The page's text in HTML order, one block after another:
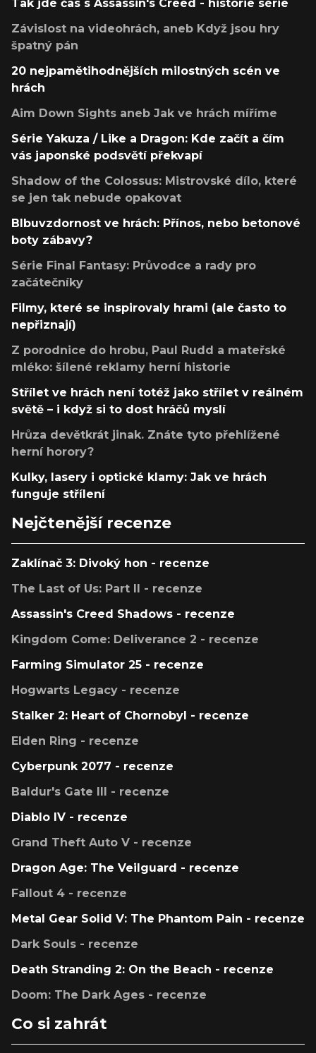
Tak jde čas s Assassin's Creed - historie série
Závislost na videohrách, aneb Když jsou hry
špatný pán
20 nejpamětihodnějších milostných scén ve
hrách
Aim Down Sights aneb Jak ve hrách míříme
Série Yakuza / Like a Dragon: Kde začít a čím
vás japonské podsvětí překvapí
Shadow of the Colossus: Mistrovské dílo, které
se jen tak nebude opakovat
Blbuvzdornost ve hrách: Přínos, nebo betonové
boty zábavy?
Série Final Fantasy: Průvodce a rady pro
začátečníky
Filmy, které se inspirovaly hrami (ale často to
nepřiznají)
Z porodnice do hrobu, Paul Rudd a mateřské
mléko: šílené reklamy herní historie
Střílet ve hrách není totéž jako střílet v reálném
světě – i když si to dost hráčů myslí
Hrůza devětkrát jinak. Znáte tyto přehlížené
herní horory?
Kulky, lasery i optické klamy: Jak ve hrách
funguje střílení
Nejčtenější recenze
Zaklínač 3: Divoký hon - recenze
The Last of Us: Part II - recenze
Assassin's Creed Shadows - recenze
Kingdom Come: Deliverance 2 - recenze
Farming Simulator 25 - recenze
Hogwarts Legacy - recenze
Stalker 2: Heart of Chornobyl - recenze
Elden Ring - recenze
Cyberpunk 2077 - recenze
Baldur's Gate III - recenze
Diablo IV - recenze
Grand Theft Auto V - recenze
Dragon Age: The Veilguard - recenze
Fallout 4 - recenze
Metal Gear Solid V: The Phantom Pain - recenze
Dark Souls - recenze
Death Stranding 2: On the Beach - recenze
Doom: The Dark Ages - recenze
Co si zahrát